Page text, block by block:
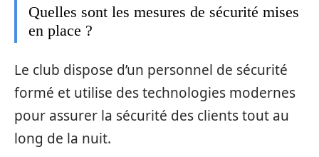
Quelles sont les mesures de sécurité mises
en place ?
Le club dispose d’un personnel de sécurité
formé et utilise des technologies modernes
pour assurer la sécurité des clients tout au
long de la nuit.